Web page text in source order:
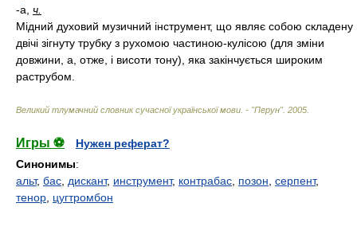
-а, ч.
Мідний духовий музичний інструмент, що являє собою складену
двічі зігнуту трубку з рухомою частиною-кулісою (для зміни
довжини, а, отже, і висоти тону), яка закінчується широким
раструбом.
Великий тлумачний словник сучасної української мови. - "Перун". 2005
Игры ⚽
Нужен реферат?
Синонимы:
альт, бас дискант, инструмент, контрабас позон серпент,
тенор цугтромбон